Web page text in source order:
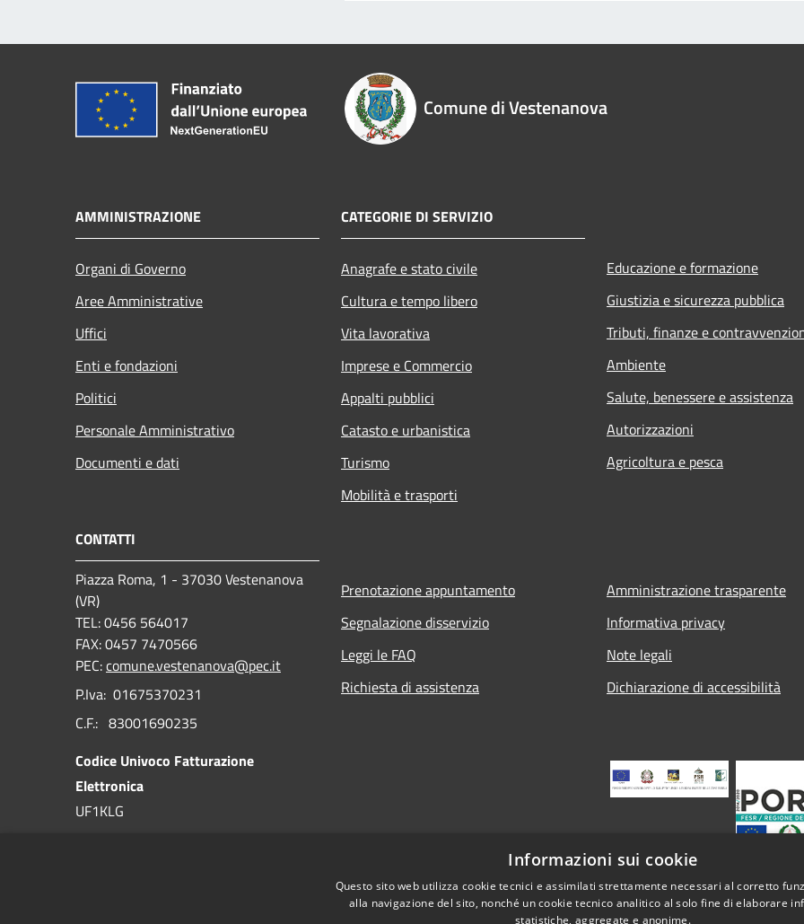
Comune di Vestenanova
AMMINISTRAZIONE
Organi di Governo
Aree Amministrative
Uffici
Enti e fondazioni
Politici
Personale Amministrativo
Documenti e dati
CATEGORIE DI SERVIZIO
Anagrafe e stato civile
Cultura e tempo libero
Vita lavorativa
Imprese e Commercio
Appalti pubblici
Catasto e urbanistica
Turismo
Mobilità e trasporti
Educazione e formazione
Giustizia e sicurezza pubblica
Tributi, finanze e
Ambiente
Salute, benessere e assistenza
Autorizzazioni
Agricoltura e pesca
CONTATTI
Piazza Roma, 1 - 37030 Vestenanova
(VR)
TEL: 0456 564017
FAX: 0457 7470566
PEC:comune.vestenanova@pec.it
P.Iva: 01675370231
C.F.: 83001690235
Codice Univoco Fatturazione
Elettronica
UF1KLG
Prenotazione appuntamento
Segnalazione disservizio
Leggi le FAQ
Richiesta di assistenza
Amministrazione trasparente
Informativa privacy
Note legali
Dichiarazione di accessibilità
Informazioni sui cookie
Questo sito web utilizza cookie tecnici e assimilati strettamente necessari al corretto
alla navigazione del sito, nonché un cookie tecnico analitico al solo fine di elaborare
statistiche, aggregate e anonime.